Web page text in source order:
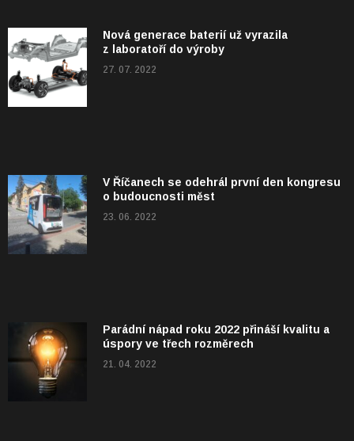
Nová generace baterií už vyrazila
z laboratoří do výroby
27. 07. 2022
V Říčanech se odehrál první den kongresu
o budoucnosti měst
23. 06. 2022
Parádní nápad roku 2022 přináší kvalitu a
úspory ve třech rozměrech
21. 04. 2022